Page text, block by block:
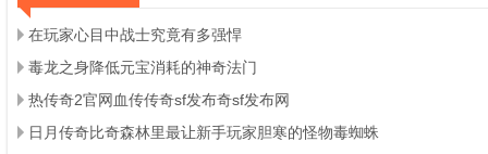
在玩家心目中战士究竟有多强悍
毒龙之身降低元宝消耗的神奇法门
热传奇2官网血传传奇sf发布奇sf发布网
日月传奇比奇森林里最让新手玩家胆寒的怪物毒蜘蛛